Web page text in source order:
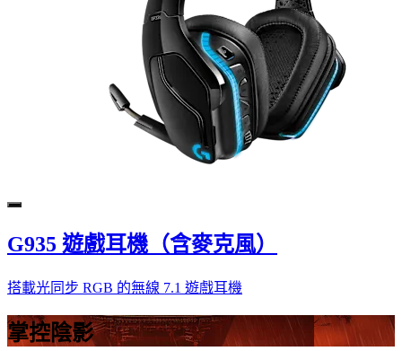
G935 遊戲耳機（含麥克風）
搭載光同步 RGB 的無線 7.1 遊戲耳機
掌控陰影